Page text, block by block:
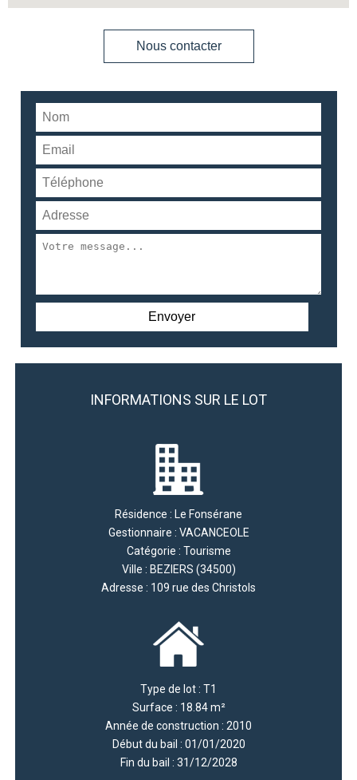
Nous contacter
INFORMATIONS SUR LE LOT
Résidence : Le Fonsérane
Gestionnaire : VACANCEOLE
Catégorie : Tourisme
Ville : BEZIERS (34500)
Adresse : 109 rue des Christols
Type de lot : T1
Surface : 18.84 m²
Année de construction : 2010
Début du bail : 01/01/2020
Fin du bail : 31/12/2028